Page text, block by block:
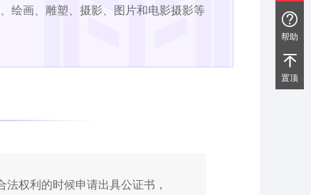
绘画、雕塑、摄影、图片和电影摄影等
权利的时候申请出具公证书，
帮助
置顶